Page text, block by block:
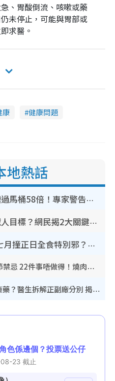
、胃酸倒流、咳嗽或藥
未停止，可能與胃部或
求醫。
康
健康問題
地熱話
行李清潔｜車轆污糟過馬桶58倍！專家警告忌用酒精抹 教1招免污手除菌
裝修拆鐵閘隨時變賊人目標？網民揭2大關鍵用途：裝新式等於白裝？附新舊鐵閘分別
鬼門開2026｜農曆七月撞正日全食特別邪？專家警告切忌做一事！揭4大禁忌+2招保平安
鬼門開2026｜8.13鬼節禁忌 22件事唔做得！燒肉、刺身要少食？半夜勿吹口哨/打呢個電話
網傳公院改用內地/副廠藥？醫生拆解正副廠分別 揭4類人換藥隨時出事